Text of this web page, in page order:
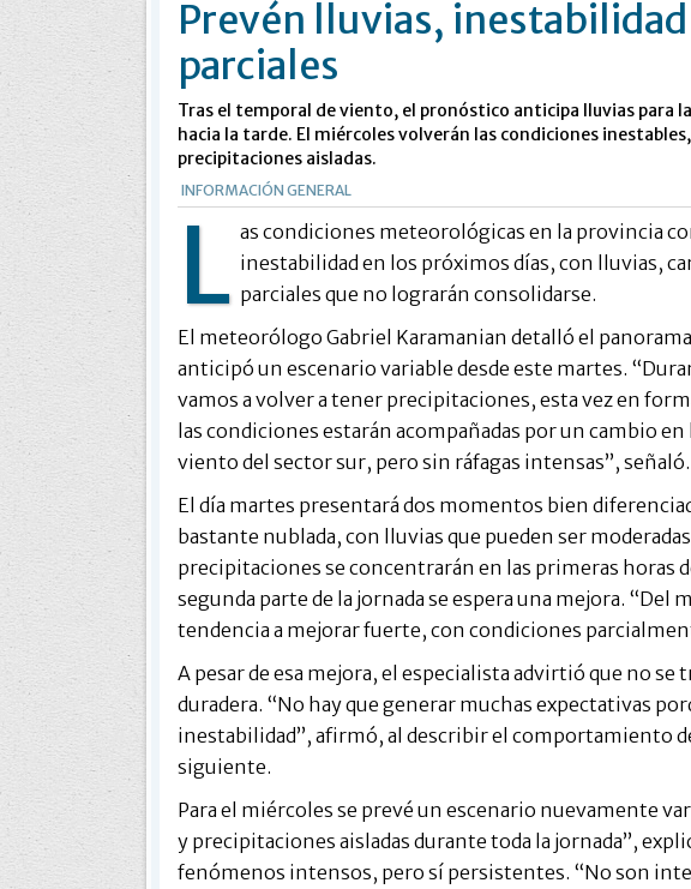
Prevén lluvias,
parciales
Tras el temporal de viento, el pronóstico anticipa lluvias para
hacia la tarde. El miércoles volverán las condiciones
precipitaciones aisladas.
INFORMACIÓN GENERAL
L as condiciones meteorológicas en la provincia
inestabilidad en los próximos días, con lluvias,
parciales que no lograrán consolidarse.
El meteorólogo Gabriel Karamanian detalló el
anticipó un escenario variable desde este martes.
vamos a volver a tener precipitaciones, esta vez en
las condiciones estarán acompañadas por un cambio
viento del sector sur, pero sin ráfagas intensas”, señaló.
El día martes presentará dos momentos bien
bastante nublada, con lluvias que pueden ser
precipitaciones se concentrarán en las primeras horas
segunda parte de la jornada se espera una mejora. “Del
tendencia a mejorar fuerte, con condiciones
A pesar de esa mejora, el especialista advirtió que no se
duradera. “No hay que generar muchas expectativas
inestabilidad”, afirmó, al describir el comportamiento
siguiente.
Para el miércoles se prevé un escenario nuevamente
y precipitaciones aisladas durante toda la jornada”,
fenómenos intensos, pero sí persistentes. “No son